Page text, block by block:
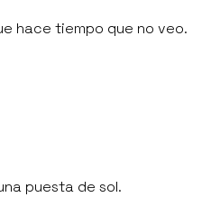
tiempo que no veo.
puesta de sol.